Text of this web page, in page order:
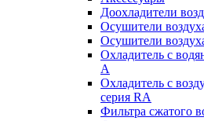
Доохладители
Осушители
Осушители
Охладитель с
A
Охладитель с
серия RA
Фильтра сжатого